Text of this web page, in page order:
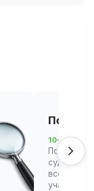
Подача
10–21 день
Подаём
суд и
всех